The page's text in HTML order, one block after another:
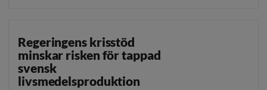
Regeringens krisstöd
minskar risken för tappad
svensk
livsmedelsproduktion